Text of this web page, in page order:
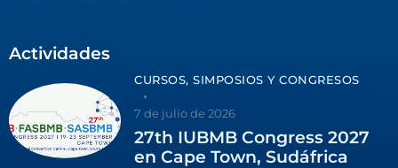
Actividades
CURSOS, SIMPOSIOS Y CONGRESOS
7 de julio de 2026
27th IUBMB Congress 2027
en Cape Town, Sudáfrica